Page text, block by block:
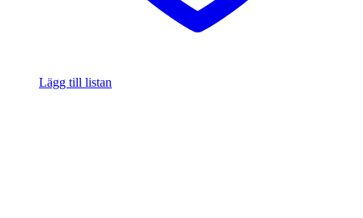
Lägg till listan